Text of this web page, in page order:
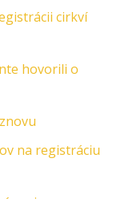
cirkví
hovorili o
na registráciu